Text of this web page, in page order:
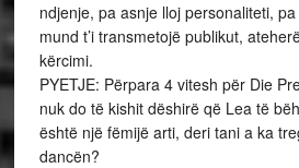
ndjenje, pa asnje lloj personaliteti,
mund t’i transmetojë publikut,
kërcimi.
PYETJE: Përpara 4 vitesh për Die
nuk do të kishit dëshirë që Lea të
është një fëmijë arti, deri tani a ka
dancën?